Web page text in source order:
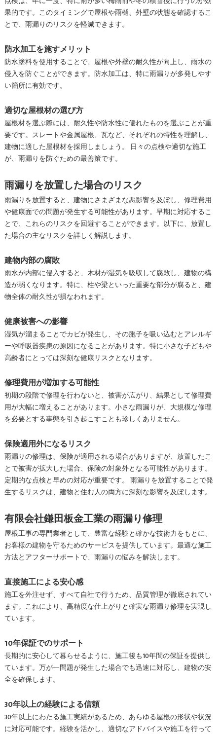
果的です。このタイミングで屋根や雨樋、外壁の状態を確認するこ
とで、雨漏りのリスクを軽減できます。
防水加工を施すメリット
防水塗料を使用することで、屋根や外壁の耐久性が向上し、雨水の
侵入を防ぐことができます。防水加工は、特に雨漏りが多発しやす
い箇所に有効です。
適切な屋根材の選び方
屋根材を選ぶ際には、耐久性や防水性に優れたものを選ぶことが重
要です。スレートや金属屋根、瓦など、それぞれの特性を理解し、
建物に適した屋根材を採用しましょう。 日々の点検や適切な施工
が、雨漏りを防ぐための最善策です。
雨漏りを放置した場合のリスク
雨漏りを放置すると、建物にさまざまな悪影響を及ぼし、修理費用
や健康面での問題が発生する可能性があります。早期に対応するこ
とで、これらのリスクを回避することができます。以下に、放置し
た場合の主なリスクを詳しく解説します。
建物内部の腐敗
雨水が内部に侵入すると、木材が湿気を吸収して腐敗し、建物の構
造が弱くなります。特に、柱や梁といった重要な部分が腐ると、建
物全体の耐久性が損なわれます。
健康被害への影響
湿気が溜まることでカビが発生し、その胞子を吸い込むとアレルギ
ーや呼吸器疾患の原因になることがあります。特に小さな子どもや
高齢者にとっては深刻な健康リスクとなります。
修理費用が増加する可能性
初期の段階で修理を行わないと、被害が広がり、結果として修理費
用が大幅に増えることがあります。小さな雨漏りが、大規模な修理
を必要とする事態を引き起こすことも珍しくありません。
保険適用外になるリスク
雨漏りの修理は、保険が適用される場合がありますが、放置したこ
とで被害が拡大した場合、保険の対象外となる可能性があります。
定期的な点検と早めの対応が重要です。 雨漏りを放置することで発
生するリスクは、建物と住む人の両方に深刻な影響を及ぼします。
有限会社鎌田板金工業の雨漏り修理
屋根工事の専門業者として、豊富な経験と確かな技術力をもとに、
お客様の建物を守るためのサービスを提供しています。最適な施工
方法とアフターサポートで、雨漏りの悩みを解決します。
直接施工による安心感
施工を外注せず、すべて自社で行うため、品質管理が徹底されてい
ます。これにより、高精度な仕上がりと確実な雨漏り修理を実現し
ています。
10年保証でのサポート
長期的に安心して暮らせるように、施工後も10年間の保証を提供し
ています。万が一問題が発生した場合でも迅速に対応し、建物の安
全を確保します。
30年以上の経験による信頼
30年以上にわたる施工実績があるため、あらゆる屋根の形状や状況
に対応可能です。経験を活かし、適切なアドバイスや施工を行って